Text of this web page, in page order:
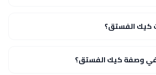
كيك الفستق؟
وصفة كيك الفستق؟